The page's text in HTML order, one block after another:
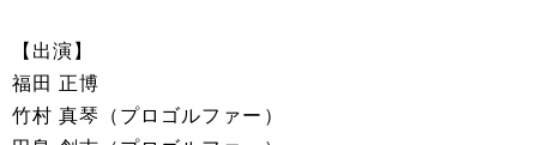
【出演】
福田 正博
竹村 真琴（プロゴルファー）